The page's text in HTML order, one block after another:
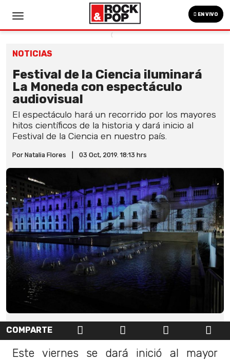
EN VIVO
NOTICIAS
Festival de la Ciencia iluminará
La Moneda con espectáculo
audiovisual
El espectáculo hará un recorrido por los mayores
hitos científicos de la historia y dará inicio al
Festival de la Ciencia en nuestro país.
Por Natalia Flores 03 Oct, 2019. 18:13 hrs
COMPARTE
Este viernes se dará inició al mayor